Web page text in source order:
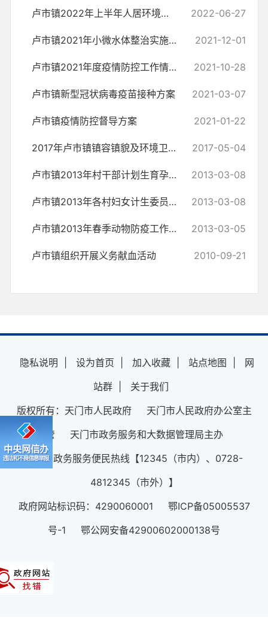
卢市镇2022年上半年人居环境整治 工作总结 2022-06-27
卢市镇2021年小微水体整治实施方案 2021-12-01
卢市镇2021年度疫情防控工作情况 2021-10-28
卢市镇新型冠状病毒疫苗接种方案 2021-03-07
卢市镇疫情防控督导方案 2021-01-22
2017年卢市镇镇容镇貌及环境卫生管理工作方案 2017-05-04
卢市镇2013年村干部计划生育孕情包保职责 2013-03-08
卢市镇2013年各村妇女计生委员职责 2013-03-08
卢市镇2013年春季动物防疫工作目标管理责任状 2013-03-05
卢市镇组织开展义务献血活动 2010-09-21
隐私说明 设为首页 加入收藏 站点地图
网
站群
关于我们
版权所有：天门市人民政府 天门市人民政府办公室主
管 天门市政务服务和大数据管理局主办
12345政务服务便民热线【12345（市内）、0728-
4812345（市外）】
政府网站标识码：4290060001 鄂ICP备05005537
号-1 鄂公网安备42900602000138号